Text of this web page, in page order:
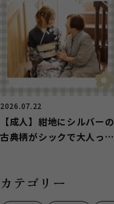
2026.07.22
【成人】紺地にシルバーの
古典柄がシックで大人っぽ
カテゴリー